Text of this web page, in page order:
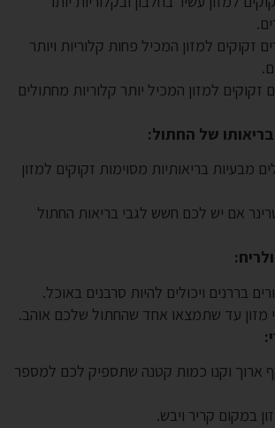
זקוקים למזון המכיל פחות קלוריות ויותר
זקוקים למזון המכיל יותר קלוריות מחתולים
מבעיות בריאותיות מסוימות זקוקים למזון
אם יש לכם חשש לגבי בריאות החתול
בררנים ויכולים להיות סרבנים באוכל.
מזון עד שתמצאו אחד שהחתול שלכם אוהב.
ארוך וקנו כמות קטנה שתספיק לכם למספר
במקום קריר ויבש.